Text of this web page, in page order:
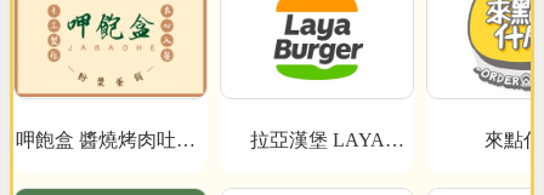
呷飽盒 醬燒烤肉吐司x
拉亞漢堡 LAYA
來點